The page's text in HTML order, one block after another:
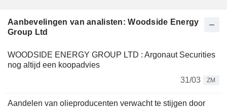
Aanbevelingen van analisten: Woodside Energy
Group Ltd
WOODSIDE ENERGY GROUP LTD : Argonaut Securities
nog altijd een koopadvies
31/03
ZM
Aandelen van olieproducenten verwacht te stijgen door